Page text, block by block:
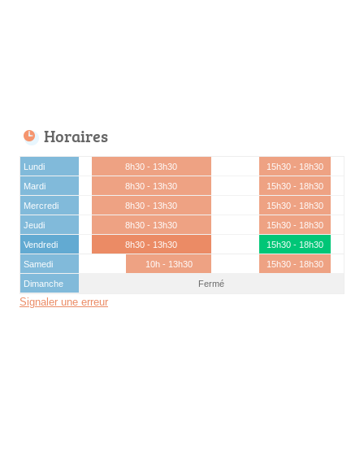
Horaires
Lundi 8h30 - 13h30
15h30 - 18h30
Mardi
8h30 - 13h30
15h30 - 18h30
Mercredi
8h30 - 13h30
15h30 - 18h30
Jeudi
8h30 - 13h30
15h30 - 18h30
Vendredi
8h30 - 13h30
15h30 - 18h30
Samedi
10h - 13h30
15h30 - 18h30
Dimanche
Fermé
Signaler une erreur